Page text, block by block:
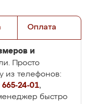
Оплата
и
Просто
из телефонов:
24-01,
быстро